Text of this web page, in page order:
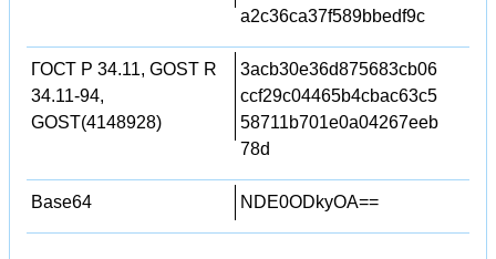
a2c36ca37f589bbedf9c
ГОСТ Р 34.11, GOST R
34.11-94,
GOST(4148928)
3acb30e36d875683cb06
ccf29c04465b4cbac63c5
58711b701e0a04267eeb
78d
Base64 NDE0ODkyOA==